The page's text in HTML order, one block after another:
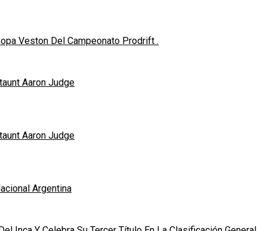
Veston Del Campeonato Prodrift .
Aaron Judge
Aaron Judge
Argentina